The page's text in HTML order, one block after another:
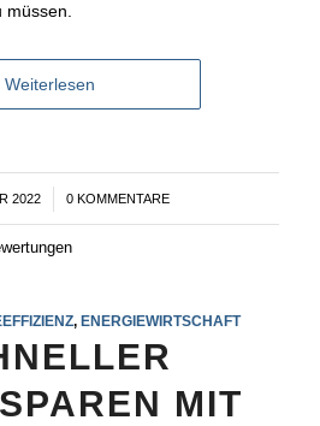
Weiterlesen
2022 0 KOMMENTARE
, ENERGIEWIRTSCHAFT
MIT